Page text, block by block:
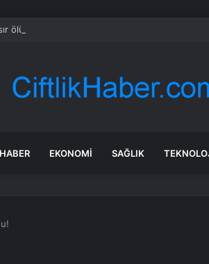
ölüm: 37 yaşındaki kadın savcının evinde ölü
HABER EKONOMI SAĞLIK